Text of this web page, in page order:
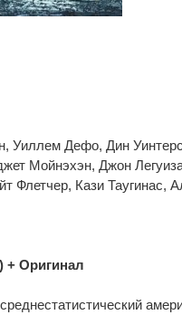
Уиллем Дефо, Дин
Мойнэхэн, Джон
Флетчер, Кази Таугинас,
+ Оригинал